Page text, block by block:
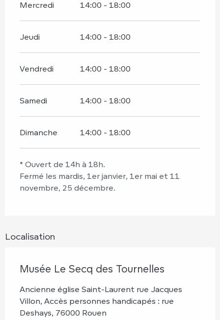
Mercredi 14:00 - 18:00
Jeudi 14:00 - 18:00
Vendredi 14:00 - 18:00
Samedi 14:00 - 18:00
Dimanche 14:00 - 18:00
* Ouvert de 14h à 18h.
Fermé les mardis, 1er janvier, 1er mai et 11
novembre, 25 décembre.
Localisation
Musée Le Secq des Tournelles
Ancienne église Saint-Laurent rue Jacques
Villon, Accès personnes handicapés : rue
Deshays, 76000 Rouen